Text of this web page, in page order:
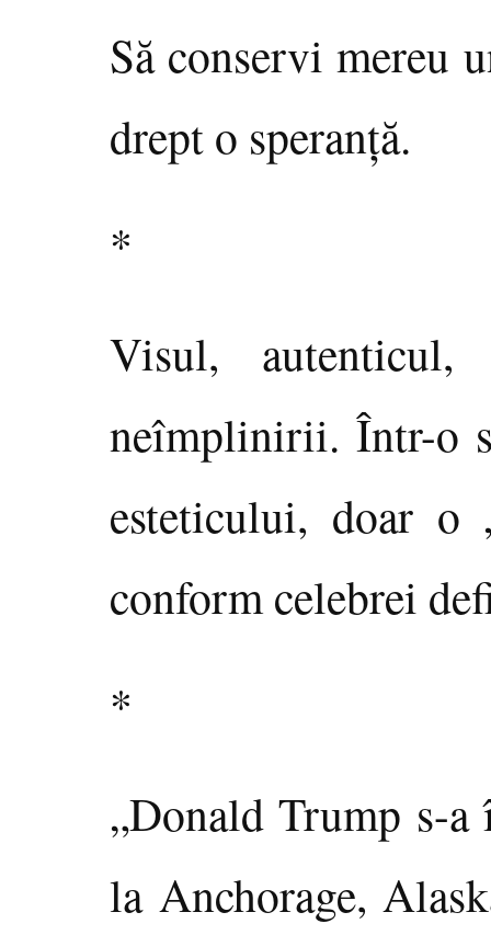
Să conservi mereu
drept o speranţă.
*
Visul,
neîmplinirii. Într-o
esteticului, doar o
conform celebrei
*
„Donald Trump s-
la Anchorage,